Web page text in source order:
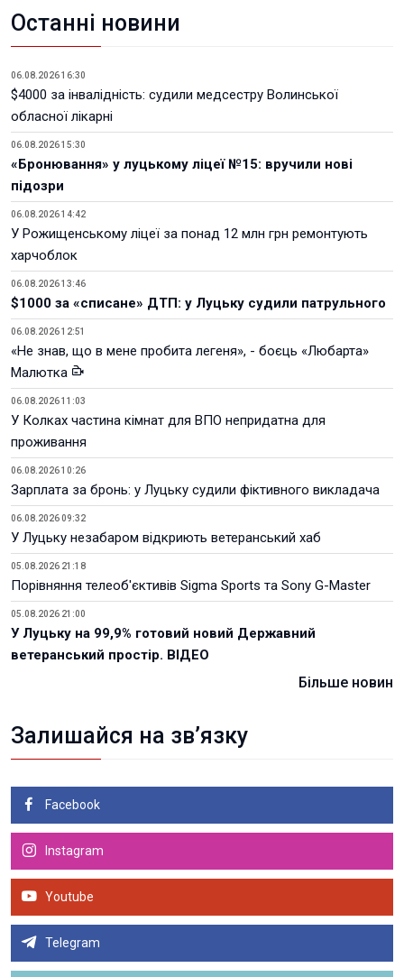
Останні новини
06.08.2026 16:30
$4000 за інвалідність: судили медсестру Волинської
обласної лікарні
06.08.2026 15:30
«Бронювання» у луцькому ліцеї №15: вручили нові
підозри
06.08.2026 14:42
У Рожищенському ліцеї за понад 12 млн грн ремонтують
харчоблок
06.08.2026 13:46
$1000 за «списане» ДТП: у Луцьку судили патрульного
06.08.2026 12:51
«Не знав, що в мене пробита легеня», - боєць «Любарта»
Малютка
06.08.2026 11:03
У Колках частина кімнат для ВПО непридатна для
проживання
06.08.2026 10:26
Зарплата за бронь: у Луцьку судили фіктивного викладача
06.08.2026 09:32
У Луцьку незабаром відкриють ветеранський хаб
05.08.2026 21:18
Порівняння телеоб'єктивів Sigma Sports та Sony G-Master
05.08.2026 21:00
У Луцьку на 99,9% готовий новий Державний
ветеранський простір. ВІДЕО
Більше новин
Залишайся на зв’язку
Facebook
Instagram
Youtube
Telegram